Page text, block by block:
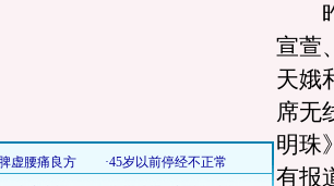
昨
宣萱
天娥
席无
明珠
有报